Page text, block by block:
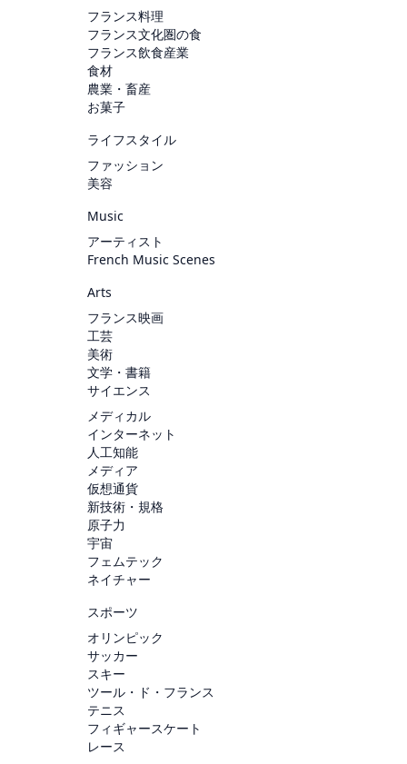
フランス料理
フランス文化圏の食
フランス飲食産業
食材
農業・畜産
お菓子
ライフスタイル
ファッション
美容
Music
アーティスト
French Music Scenes
Arts
フランス映画
工芸
美術
文学・書籍
サイエンス
メディカル
インターネット
人工知能
メディア
仮想通貨
新技術・規格
原子力
宇宙
フェムテック
ネイチャー
スポーツ
オリンピック
サッカー
スキー
ツール・ド・フランス
テニス
フィギャースケート
レース